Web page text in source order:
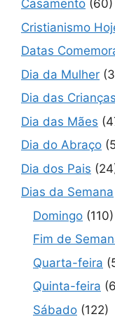
Casamento (60)
Cristianismo
Datas
Dia da Mulher
Dia das Crianças
Dia das Mães
Dia do Abraço
Dia dos Pais
Dias da Semana
Domingo (110)
Fim de
Quarta-feira
Quinta-feira
Sábado (122)